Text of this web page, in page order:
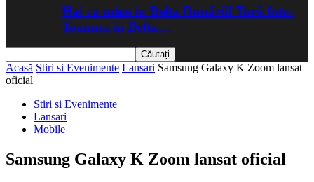
Hai cu mine în Delta Dunării! Tură foto:
Toamna în Delta…
Acasă Stiri si Evenimente Lansari Samsung Galaxy K Zoom lansat
oficial
Stiri si Evenimente
Lansari
Mobile
Samsung Galaxy K Zoom lansat oficial